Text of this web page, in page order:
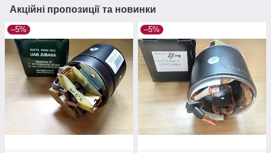
Акційні пропозиції та новинки
–5% –5%